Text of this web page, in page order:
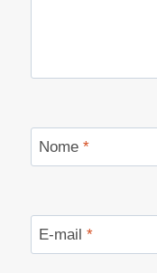
Nome *
E-mail *